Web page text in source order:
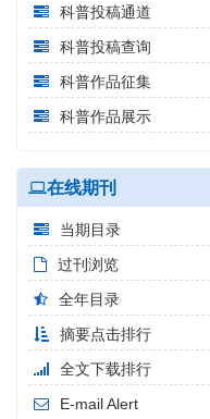
科普投稿通道
科普投稿查询
科普作品征集
科普作品展示
在线期刊
当期目录
过刊浏览
全年目录
摘要点击排行
全文下载排行
E-mail Alert